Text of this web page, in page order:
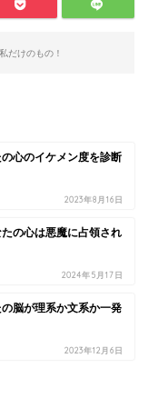
だけのもの！
の心のイケメン度を診断
2023年8月16日
たの心は悪魔に占領され
2024年5月17日
の脳が理系か文系か一発
2023年12月6日